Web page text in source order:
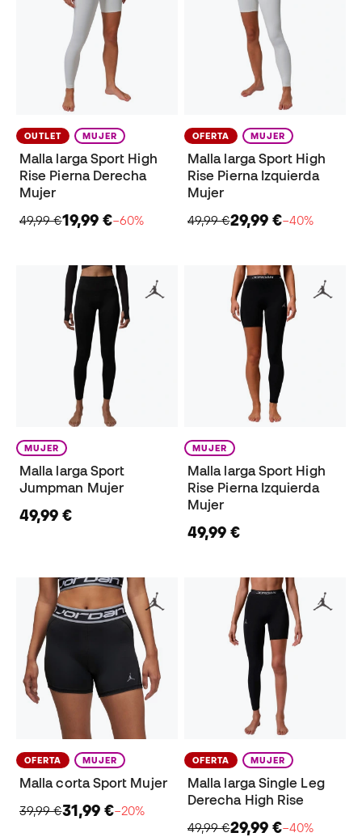
OUTLET MUJER
Malla larga Sport High
Rise Pierna Derecha
Mujer
49,99 €19,99 €−60%
OFERTA MUJER
Malla larga Sport High
Rise Pierna Izquierda
Mujer
49,99 €29,99 €−40%
MUJER
Malla larga Sport
Jumpman Mujer
49,99 €
MUJER
Malla larga Sport High
Rise Pierna Izquierda
Mujer
49,99 €
OFERTA MUJER
Malla corta Sport Mujer
39,99 €31,99 €−20%
OFERTA MUJER
Malla larga Single Leg
Derecha High Rise
49,99 €29,99 €−40%